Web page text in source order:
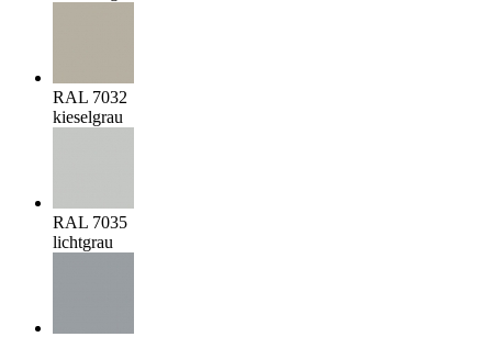
RAL 7032
kieselgrau
RAL 7035
lichtgrau